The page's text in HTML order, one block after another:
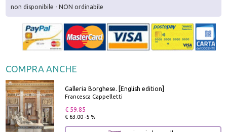
non disponibile - NON ordinabile
COMPRA ANCHE
Galleria Borghese. [English edition]
Francesca Cappelletti
€ 59.85
€ 63.00 -5 %